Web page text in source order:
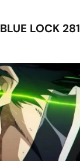
BLUE LOCK 281